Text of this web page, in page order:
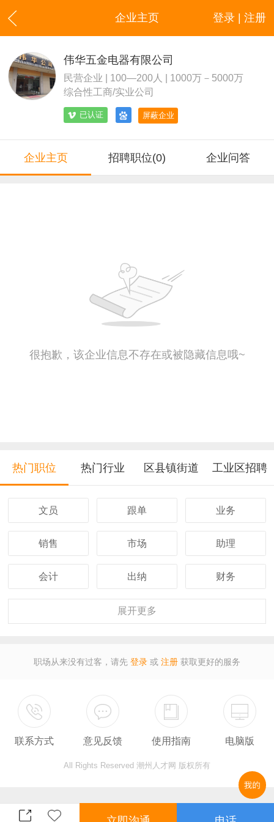
登录 | 注册
企业主页
伟华五金电器有限公司
民营企业 | 100—200人 | 1000万－5000万
综合性工商/实业公司
已认证 屏蔽企业
企业主页 招聘职位(0) 企业问答
很抱歉，该企业信息不存在或被隐藏信息哦~
热门职位 热门行业 区县镇街道 工业区招聘
文员 跟单 业务
销售 市场 助理
会计 出纳 财务
行政
保安 翻译
广告 收银
总监
展开更多
职场从来没有过客，请先 登录 或 注册 获取更好的服务
联系方式 意见反馈 使用指南 电脑版
All Rights Reserved 潮州人才网 版权所有